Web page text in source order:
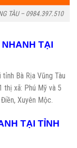
TÀU – 0984.397.510
TẠI
Bà Rịa Vũng Tàu
thị xã: Phú Mỹ và 5
Xuyên Mộc.
TẠI TỈNH